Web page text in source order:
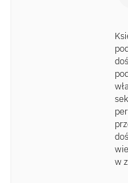
w